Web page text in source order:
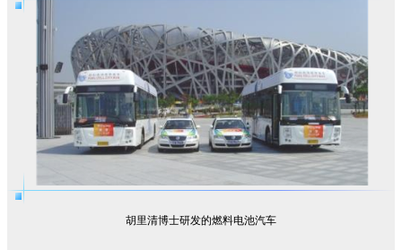
胡里清博士研发的燃料电池汽车